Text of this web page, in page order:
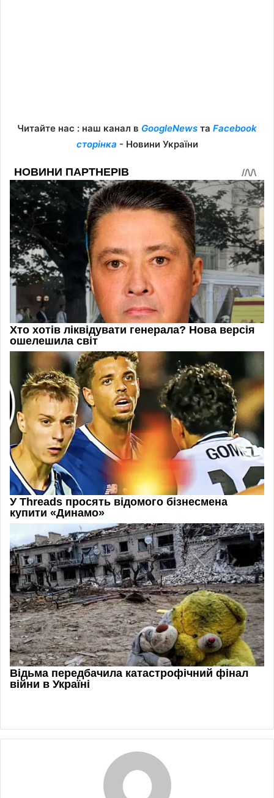
Читайте нас : наш канал в GoogleNews та Facebook
сторінка - Новини України